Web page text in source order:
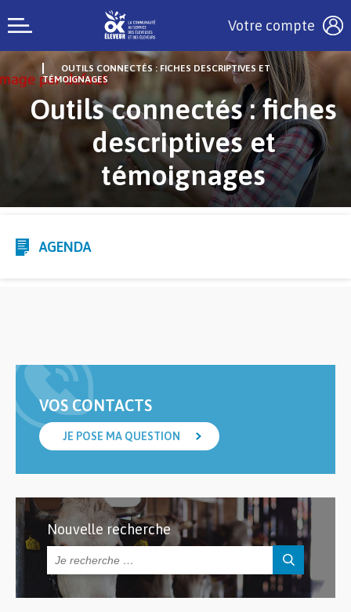
Votre compte
OUTILS CONNECTÉS : FICHES DESCRIPTIVES ET
TÉMOIGNAGES
Outils connectés : fiches
descriptives et
témoignages
AGENDA
VOS CONTACTS
JE POSE MA QUESTION
Nouvelle recherche